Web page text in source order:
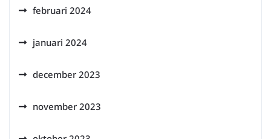
februari 2024
januari 2024
december 2023
november 2023